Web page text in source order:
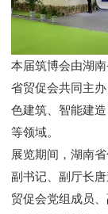
本届筑博会由湖
省贸促会共同主
色建筑、智能建
等领域。
展览期间，湖南
副书记、副厅长
贸促会党组成员